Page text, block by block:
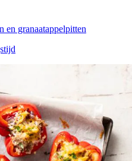
en granaatappelpitten